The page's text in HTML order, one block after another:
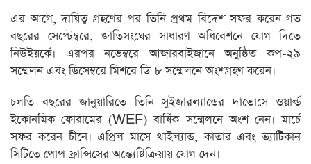
এর আগে, দায়িত্ব গ্রহণের পর তিনি প্রথম বিদেশ সফর করেন গত
বছরের সেপ্টেম্বরে, জাতিসংঘের সাধারণ অধিবেশনে যোগ দিতে
নিউইয়র্কে। এরপর নভেম্বরে আজারবাইজানে অনুষ্ঠিত কপ-২৯
সম্মেলন এবং ডিসেম্বরে মিশরে ডি-৮ সম্মেলনে অংশগ্রহণ করেন।
চলতি বছরের জানুয়ারিতে তিনি সুইজারল্যান্ডের দাভোসে ওয়ার্ল্ড
ইকোনমিক ফোরামের (WEF) বার্ষিক সম্মেলনে অংশ নেন। মার্চে
সফর করেন চীনে। এপ্রিল মাসে থাইল্যান্ড, কাতার এবং ভ্যাটিকান
সিটিতে পোপ ফ্রান্সিসের অন্ত্যেষ্টিক্রিয়ায় যোগ দেন।